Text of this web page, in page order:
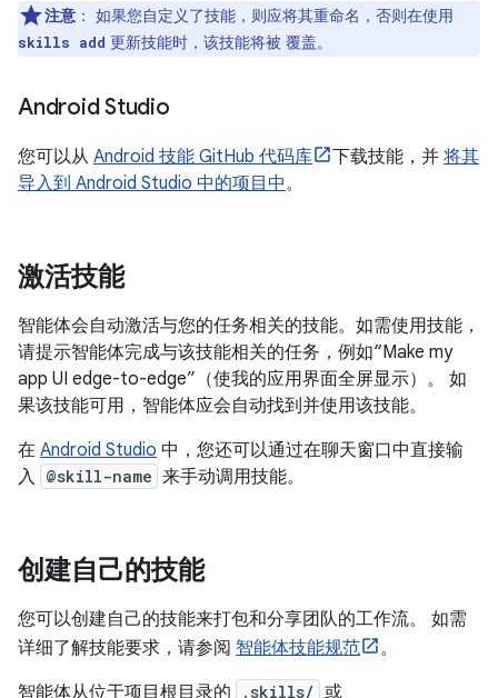
注意 ： 如果您自定义了技能，则应将其重命名，否则在使用
skills add 更新技能时，该技能将被 覆盖。
Android Studio
您可以从 Android 技能 GitHub 代码库 下载技能，并 将其
导入到 Android Studio 中的项目中。
激活技能
智能体会自动激活与您的任务相关的技能。如需使用技能，
请提示智能体完成与该技能相关的任务，例如“Make my
app UI edge-to-edge”（使我的应用界面全屏显示）。 如
果该技能可用，智能体应会自动找到并使用该技能。
在 Android Studio 中，您还可以通过在聊天窗口中直接输
入
@skill-name 来手动调用技能。
创建自己的技能
您可以创建自己的技能来打包和分享团队的工作流。 如需
详细了解技能要求，请参阅 智能体技能规范
。
智能体从位于项目根目录的
.skills/ 或